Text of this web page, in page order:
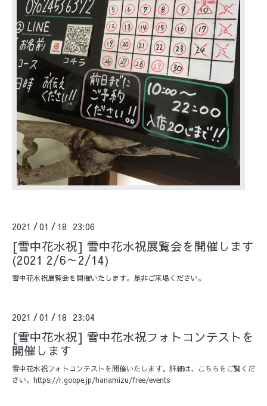
2021 /01 / 18 23:06
[雪中花水祝] 雪中花水祝展覧会を開催します
(2021 2/6～2/14)
雪中花水祝展覧会を開催いたします。是非ご来場ください。
2021 /01 / 18 23:04
[雪中花水祝] 雪中花水祝フォトコンテストを
開催します
雪中花水祝フォトコンテストを開催いたします。詳細は、こちらをご覧くだ
さい。https://r.goope.jp/hanamizu/free/events